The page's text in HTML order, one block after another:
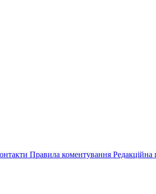
Правила коментування Редакційна